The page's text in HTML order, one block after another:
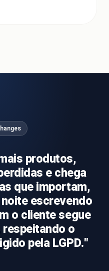
produtos,
e chega
que importam,
escrevendo
o cliente segue
o
pela LGPD."